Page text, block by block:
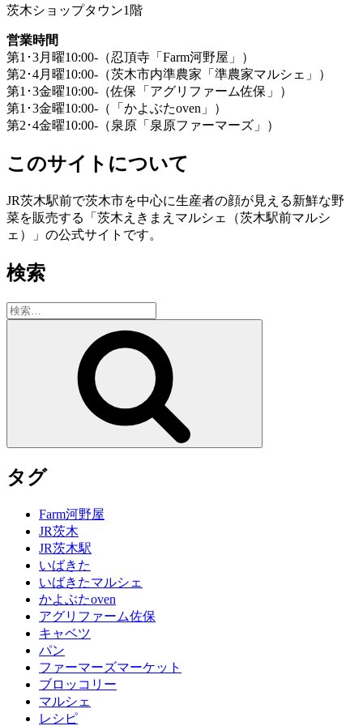
茨木ショップタウン1階
営業時間
第1･3月曜10:00-（忍頂寺「Farm河野屋」）
第2･4月曜10:00-（茨木市内準農家「準農家マルシェ」）
第1･3金曜10:00-（佐保「アグリファーム佐保」）
第1･3金曜10:00-（「かよぶたoven」）
第2･4金曜10:00-（泉原「泉原ファーマーズ」）
このサイトについて
JR茨木駅前で茨木市を中心に生産者の顔が見える新鮮な野
菜を販売する「茨木えきまえマルシェ（茨木駅前マルシ
ェ）」の公式サイトです。
検索
検
索:
タグ
Farm河野屋
JR茨木
JR茨木駅
いばきた
いばきたマルシェ
かよぶたoven
アグリファーム佐保
キャベツ
パン
ファーマーズマーケット
ブロッコリー
マルシェ
レシピ